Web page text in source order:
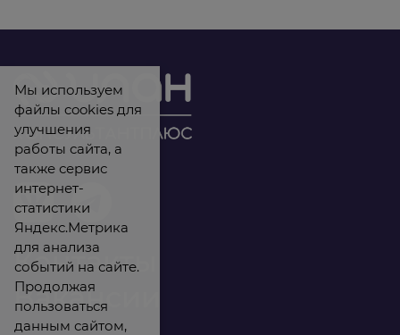
Контакты
Вакансии
Мы используем
файлы cookies для
улучшения
работы сайта, а
также сервис
интернет-
статистики
Яндекс.Метрика
для анализа
событий на сайте.
Продолжая
пользоваться
данным сайтом,